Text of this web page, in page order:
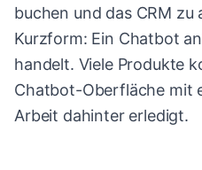
buchen und das CRM zu
Kurzform: Ein Chatbot
handelt. Viele Produkte
Chatbot-Oberfläche mit
Arbeit dahinter erledigt.